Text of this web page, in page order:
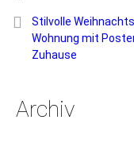
Stilvolle
Wohnung mit
Zuhause
Archiv